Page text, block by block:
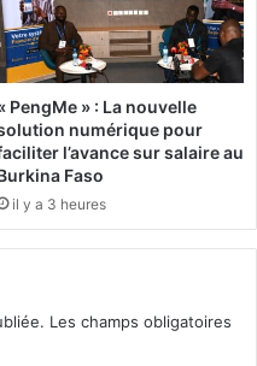
PengMe » : La nouvelle
numérique pour
l’avance sur salaire au
Faso
il y a 3 heures
Les champs obligatoires